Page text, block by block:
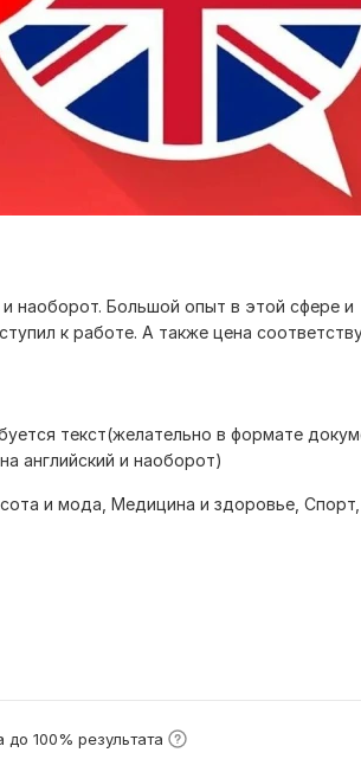
и наоборот. Большой опыт в этой сфере и
к работе. А также цена
текст(желательно в формате
английский и наоборот)
и мода, Медицина и здоровье, Спорт,
до 100% результата